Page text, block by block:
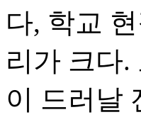
다, 학교
리가 크다.
이 드러날